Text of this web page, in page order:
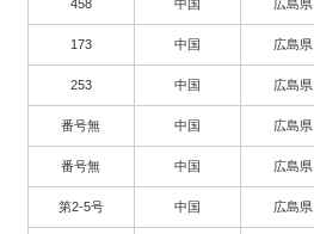
458 中国 広島県
173 中国 広島県
253 中国 広島県
番号無 中国 広島県
番号無 中国 広島県
第2-5号 中国 広島県